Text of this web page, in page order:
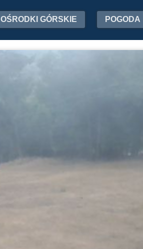
OŚRODKI GÓRSKIE POGODA